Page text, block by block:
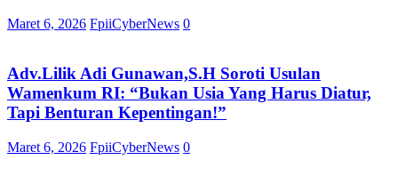
Maret 6, 2026 FpiiCyberNews 0
Adv.Lilik Adi Gunawan,S.H Soroti Usulan
Wamenkum RI: “Bukan Usia Yang Harus Diatur,
Tapi Benturan Kepentingan!”
Maret 6, 2026 FpiiCyberNews 0